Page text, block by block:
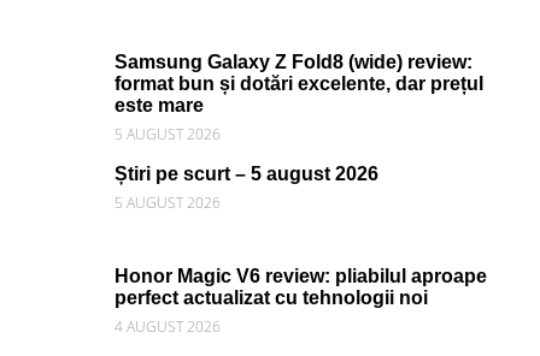
Samsung Galaxy Z Fold8 (wide) review:
format bun și dotări excelente, dar prețul
este mare
5 AUGUST 2026
Știri pe scurt – 5 august 2026
5 AUGUST 2026
Honor Magic V6 review: pliabilul aproape
perfect actualizat cu tehnologii noi
4 AUGUST 2026